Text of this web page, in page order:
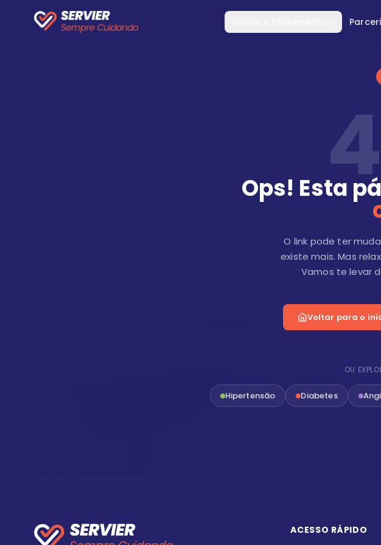
Ops! Esta
O link pode ter
existe mais. Mas
Vamos te levar
Voltar para o
OU
Hipertensão Diabetes
ACESSO RÁPIDO